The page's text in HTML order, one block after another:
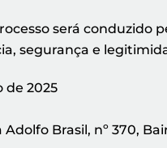
será
segurança e
de 2025
Adolfo Brasil, nº 370,